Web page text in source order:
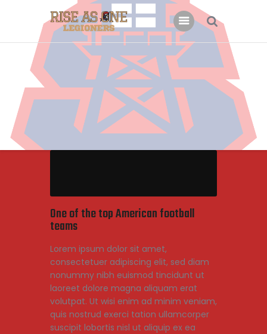
Főoldal
Csatlakoznál?
Támogatás
One of the top American football
teams
Lorem ipsum dolor sit amet,
consectetuer adipiscing elit, sed diam
nonummy nibh euismod tincidunt ut
laoreet dolore magna aliquam erat
volutpat. Ut wisi enim ad minim veniam,
quis nostrud exerci tation ullamcorper
suscipit lobortis nisl ut aliquip ex ea